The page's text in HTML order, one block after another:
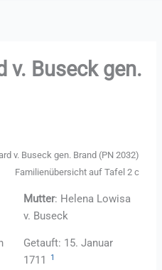
v. Buseck gen.
v. Buseck gen. Brand (PN 2032)
Familienübersicht auf Tafel 2 c
Mutter: Helena Lowisa
v. Buseck
Getauft: 15. Januar
1711
1